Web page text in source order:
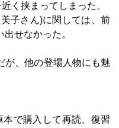
く挟まってしまった。
子さん)に関しては、前
せなかった。
が、他の登場人物にも魅
で購入して再読、復習